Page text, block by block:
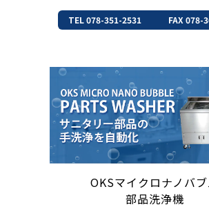
TEL 078-351-2531 FAX 078-
OKSマイクロナノバ
部品洗浄機